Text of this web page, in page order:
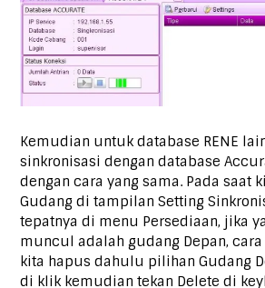
Kemudian untuk database RENE
sinkronisasi dengan database
dengan cara yang sama. Pada saat
Gudang di tampilan Setting
tepatnya di menu Persediaan, jika
muncul adalah gudang Depan,
kita hapus dahulu pilihan Gudang
di klik kemudian tekan Delete di